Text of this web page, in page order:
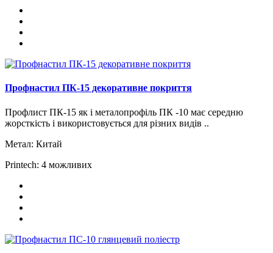
Профнастил ПК-15 декоративне покриття
Профлист ПК-15 як і металопрофіль ПК -10 має середню
жорсткість і використовується для різних видів ..
Метал: Китай
Printech: 4 можливих